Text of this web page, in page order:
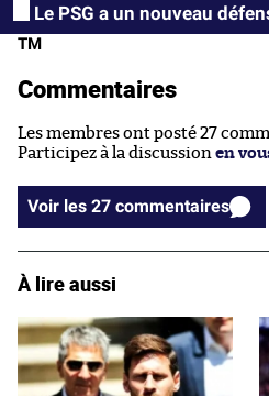
Le PSG a un nouveau
TM
Commentaires
Les membres ont posté 27
Participez à la discussion en
Voir les 27 commentaires
À lire aussi